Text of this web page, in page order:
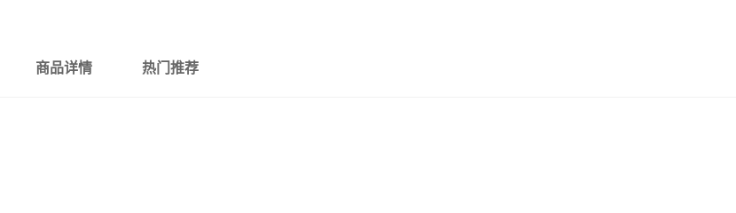
商品详情 热门推荐